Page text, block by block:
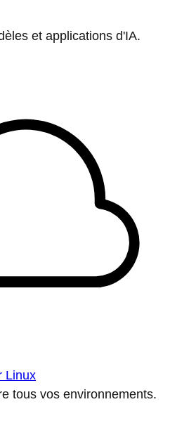
et applications d'IA.
Linux
tous vos environnements.